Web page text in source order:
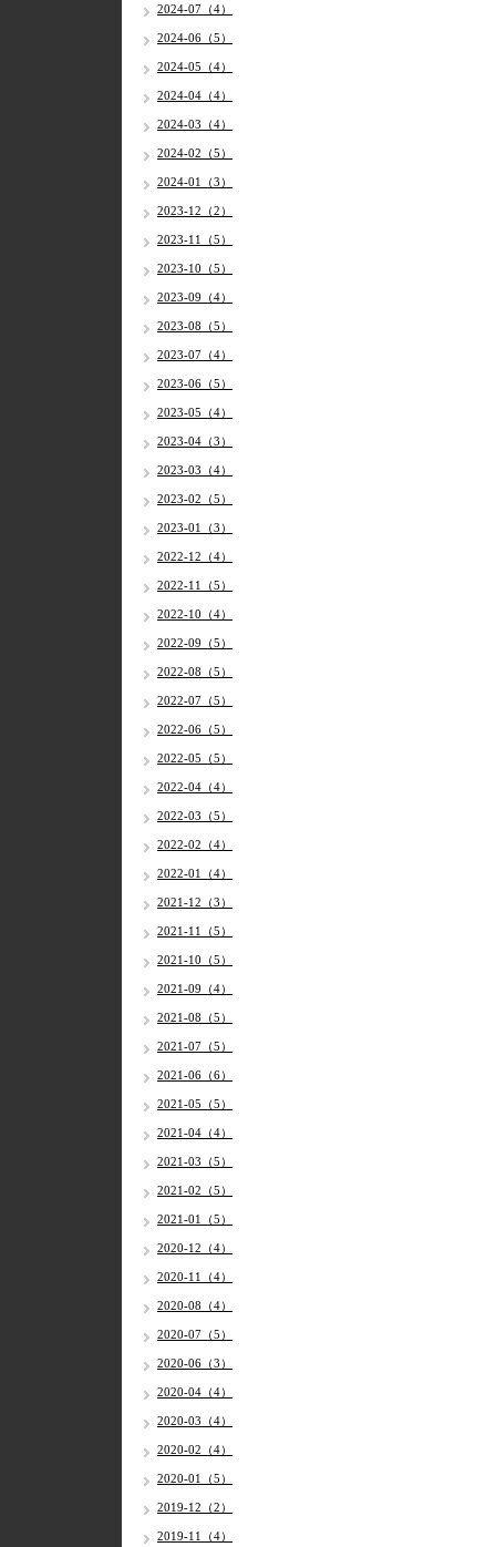
2024-07（4）
2024-06（5）
2024-05（4）
2024-04（4）
2024-03（4）
2024-02（5）
2024-01（3）
2023-12（2）
2023-11（5）
2023-10（5）
2023-09（4）
2023-08（5）
2023-07（4）
2023-06（5）
2023-05（4）
2023-04（3）
2023-03（4）
2023-02（5）
2023-01（3）
2022-12（4）
2022-11（5）
2022-10（4）
2022-09（5）
2022-08（5）
2022-07（5）
2022-06（5）
2022-05（5）
2022-04（4）
2022-03（5）
2022-02（4）
2022-01（4）
2021-12（3）
2021-11（5）
2021-10（5）
2021-09（4）
2021-08（5）
2021-07（5）
2021-06（6）
2021-05（5）
2021-04（4）
2021-03（5）
2021-02（5）
2021-01（5）
2020-12（4）
2020-11（4）
2020-08（4）
2020-07（5）
2020-06（3）
2020-04（4）
2020-03（4）
2020-02（4）
2020-01（5）
2019-12（2）
2019-11（4）